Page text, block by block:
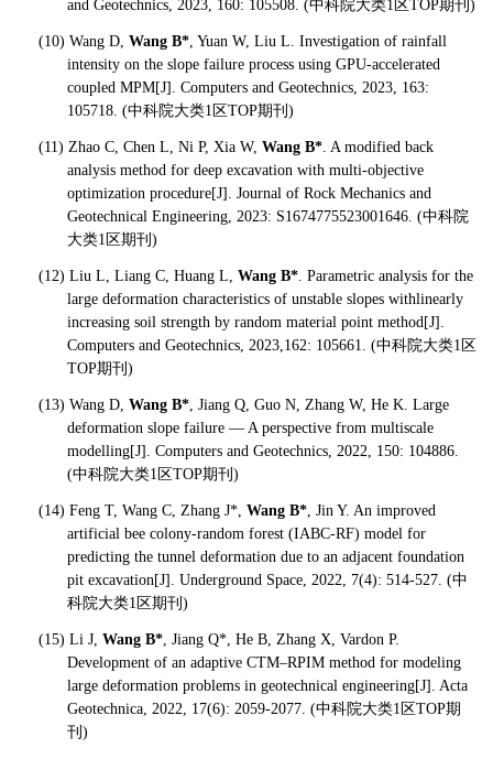
and Geotechnics, 2023, 160: 105508. (中科院大类1区TOP期刊)
(10) Wang D, Wang B*, Yuan W, Liu L. Investigation of rainfall
intensity on the slope failure process using GPU-accelerated
coupled MPM[J]. Computers and Geotechnics, 2023, 163:
105718. (中科院大类1区TOP期刊)
(11) Zhao C, Chen L, Ni P, Xia W, Wang B*. A modified back
analysis method for deep excavation with multi-objective
optimization procedure[J]. Journal of Rock Mechanics and
Geotechnical Engineering, 2023: S1674775523001646. (中科院
大类1区期刊)
(12) Liu L, Liang C, Huang L, Wang B*. Parametric analysis for the
large deformation characteristics of unstable slopes withlinearly
increasing soil strength by random material point method[J].
Computers and Geotechnics, 2023,162: 105661. (中科院大类1区
TOP期刊)
(13) Wang D, Wang B*, Jiang Q, Guo N, Zhang W, He K. Large
deformation slope failure — A perspective from multiscale
modelling[J]. Computers and Geotechnics, 2022, 150: 104886.
(中科院大类1区TOP期刊)
(14) Feng T, Wang C, Zhang J*, Wang B*, Jin Y. An improved
artificial bee colony-random forest (IABC-RF) model for
predicting the tunnel deformation due to an adjacent foundation
pit excavation[J]. Underground Space, 2022, 7(4): 514-527. (中
科院大类1区期刊)
(15) Li J, Wang B*, Jiang Q*, He B, Zhang X, Vardon P.
Development of an adaptive CTM–RPIM method for modeling
large deformation problems in geotechnical engineering[J]. Acta
Geotechnica, 2022, 17(6): 2059-2077. (中科院大类1区TOP期
刊)